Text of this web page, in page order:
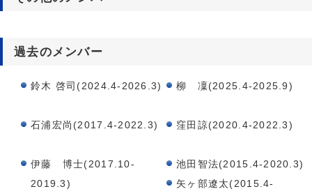
過去のメンバー
鈴木 啓司(2024.4-2026.3) 柳 凜(2025.4-2025.9)
石浦宏尚(2017.4-2022.3) 窪田諒(2020.4-2022.3)
伊藤 博士(2017.10-
2019.3)
池田智法(2015.4-2020.3)
矢ヶ部遼太(2015.4-